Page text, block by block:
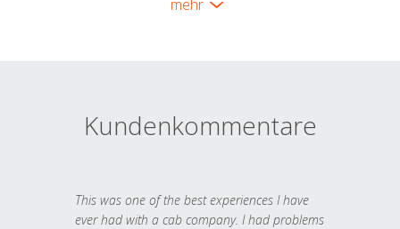
mehr
Kundenkommentare
This was one of the best experiences I have
ever had with a cab company. I had problems